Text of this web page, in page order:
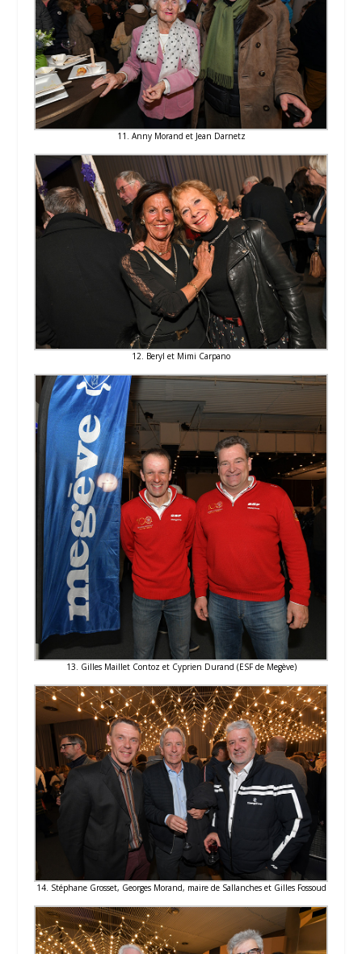
11. Anny Morand et Jean Darnetz
12. Beryl et Mimi Carpano
13. Gilles Maillet Contoz et Cyprien Durand (ESF de Megève)
14. Stéphane Grosset, Georges Morand, maire de Sallanches et Gilles Fossoud